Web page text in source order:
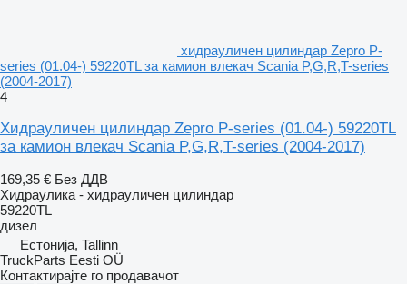
хидрауличен цилиндар Zepro P-
series (01.04-) 59220TL за камион влекач Scania P,G,R,T-series
(2004-2017)
4
Хидрауличен цилиндар Zepro P-series (01.04-) 59220TL
за камион влекач Scania P,G,R,T-series (2004-2017)
169,35 € Без ДДВ
Хидраулика - хидрауличен цилиндар
59220TL
дизел
Естонија, Tallinn
TruckParts Eesti OÜ
Контактирајте го продавачот